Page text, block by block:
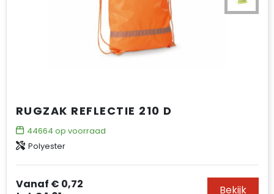
RUGZAK REFLECTIE 210 D
44664 op voorraad
Polyester
Vanaf € 0,72
Bekijk